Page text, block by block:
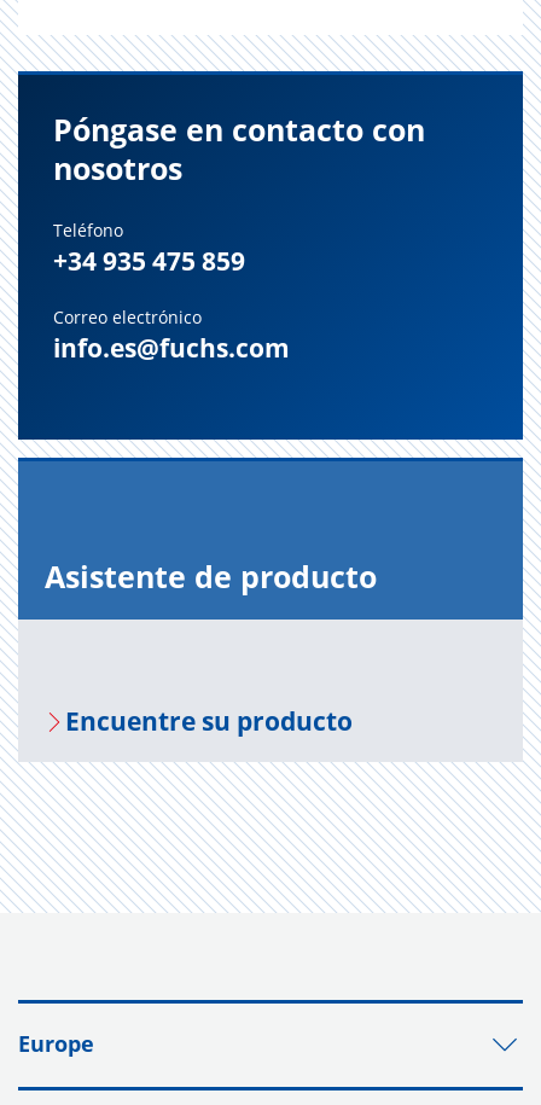
Póngase en contacto con
nosotros
Teléfono
+34 935 475 859
Correo electrónico
info.es@fuchs.com
Asis­ten­te de pro­duc­to
En­cuen­tre su pro­duc­to
Europe